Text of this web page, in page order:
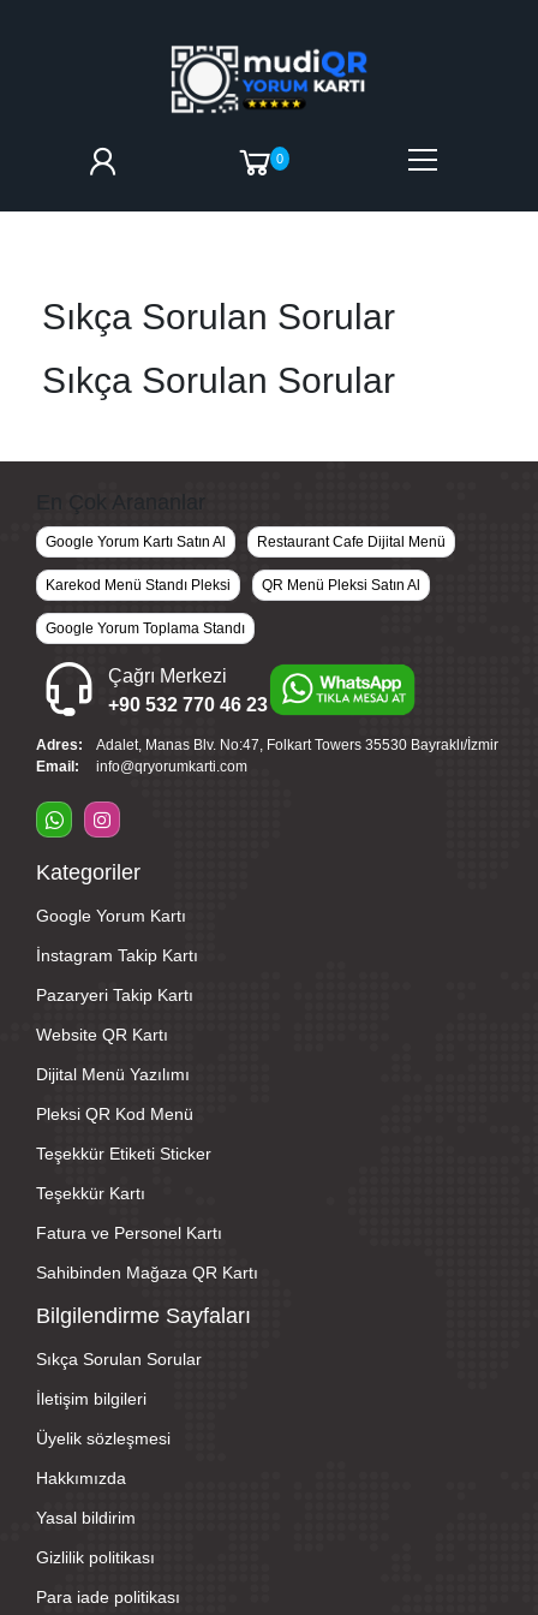
0
Sıkça Sorulan Sorular
Sıkça Sorulan Sorular
En Çok Arananlar
Google Yorum Kartı Satın Al Restaurant Cafe Dijital Menü
Karekod Menü Standı Pleksi QR Menü Pleksi Satın Al
Google Yorum Toplama Standı
Çağrı Merkezi
+90 532 770 46 23
Adres:
Adalet, Manas Blv. No:47, Folkart Towers 35530 Bayraklı/İzmir
Email:
info@qryorumkarti.com
Kategoriler
Google Yorum Kartı
İnstagram Takip Kartı
Pazaryeri Takip Kartı
Website QR Kartı
Dijital Menü Yazılımı
Pleksi QR Kod Menü
Teşekkür Etiketi Sticker
Teşekkür Kartı
Fatura ve Personel Kartı
Sahibinden Mağaza QR Kartı
Bilgilendirme Sayfaları
Sıkça Sorulan Sorular
İletişim bilgileri
Üyelik sözleşmesi
Hakkımızda
Yasal bildirim
Gizlilik politikası
Para iade politikası